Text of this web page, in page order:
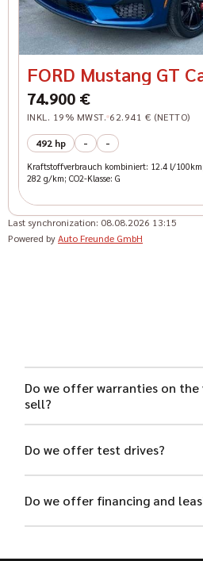
FORD Mustang GT
5.0l V8 Grail
74.900 €
INKL. 19% MWST. 62.941 € (NETTO)
492 hp - -
Kraftstoffverbrauch kombiniert: 12.4 l/
282 g/km; CO2-Klasse: G
Last synchronization: 08.08.2026 13:15
Powered byAuto Freunde GmbH
Do we offer warranties on the
sell?
Do we offer test drives?
Do we offer financing and